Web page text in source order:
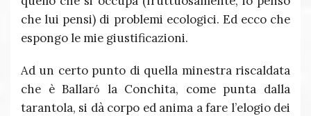
che lui pensi) di problemi ecologici. Ed ecco che
espongo le mie giustificazioni.
Ad un certo punto di quella minestra riscaldata
che è Ballarό la Conchita, come punta dalla
tarantola, si dà corpo ed anima a fare l’elogio dei